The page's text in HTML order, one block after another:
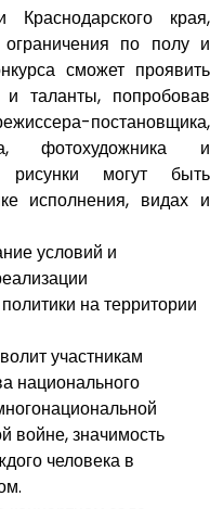
края,
ограничения по полу и
сможет проявить
и таланты, попробовав
постановщика,
фотохудожника и
могут быть
исполнения, видах и
условий и
на территории
участникам
национального
войне, значимость
человека в